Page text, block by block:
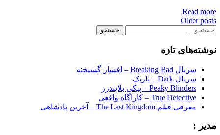
Read more
Posts
navigation
Older posts
جستجو
نوشته‌های تازه
سریال Breaking Bad – افسار گسیخته
سریال Dark – تاریک
Peaky Blinders – پیکی بلایندرز
True Detective – کاراگاه واقعی
معرفی فیلم The Last Kingdom – آخرین پادشاهی
مدیر :